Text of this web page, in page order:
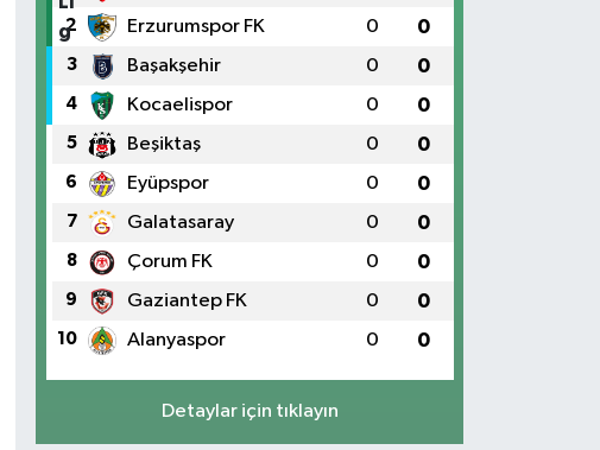
2 Erzurumspor FK 0 0
3 Başakşehir 0 0
4 Kocaelispor 0 0
5 Beşiktaş 0 0
6 Eyüpspor 0 0
7 Galatasaray 0 0
8 Çorum FK 0 0
9 Gaziantep FK 0 0
10 Alanyaspor 0 0
Detaylar için tıklayın